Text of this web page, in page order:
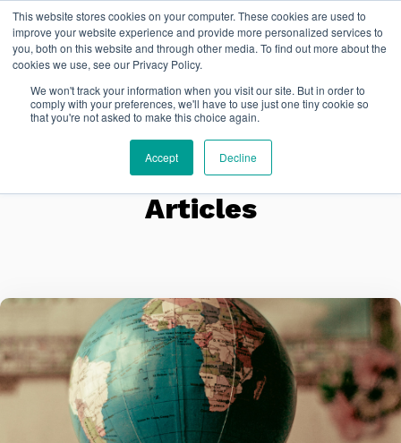
This website stores cookies on your computer. These cookies are used to
improve your website experience and provide more personalized services to
you, both on this website and through other media. To find out more about the
cookies we use, see our Privacy Policy.
We won't track your information when you visit our site. But in order to
comply with your preferences, we'll have to use just one tiny cookie so
that you're not asked to make this choice again.
Accept Decline
EN
Articles